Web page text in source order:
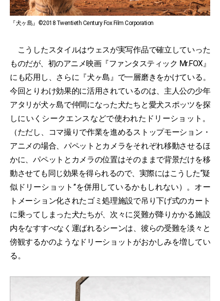
『犬ヶ島』©2018 Twentieth Century Fox Film Corporation
こうしたスタイルはウェスが実写作品で確立していった
ものだが、初のアニメ映画『ファンタスティック Mr.FOX』
にも応用し、さらに『犬ヶ島』で一層磨きをかけている。
今回とりわけ効果的に活用されているのは、主人公の少年
アタリが犬ヶ島で仲間になった犬たちと愛犬スポッツを探
しにいくシークエンスなどで使われたドリーショット。
（ただし、コマ撮りで作業を進めるストップモーション・
アニメの場合、パペットとカメラをそれぞれ移動させるほ
かに、パペットとカメラの位置はそのままで背景だけを移
動させても同じ効果を得られるので、実際にはこうした“疑
似ドリーショット”を併用しているかもしれない）。オー
トメーション化されたゴミ処理施設で吊り下げ式のカート
に乗ってしまった犬たちが、次々に災難が降りかかる施設
内をなすすべなく運ばれるシーンは、彼らの受難を淡々と
傍観するかのようなドリーショットがおかしみを増してい
る。